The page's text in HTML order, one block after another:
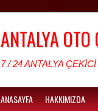
ANTALYA OTO
7 / 24 ANTALYA
ANASAYFA HAKKIMIZDA